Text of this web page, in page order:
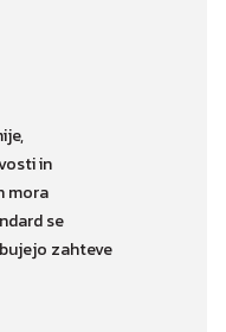
in
mora
se
zahteve